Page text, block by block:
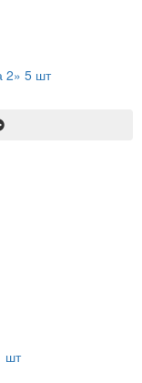
2» 5 шт
шт